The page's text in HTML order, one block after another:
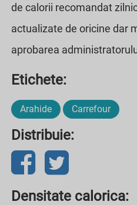
de calorii recomandat
actualizate de oricine dar
aprobarea
Etichete:
Arahide Carrefour
Distribuie:
Densitate calorica: